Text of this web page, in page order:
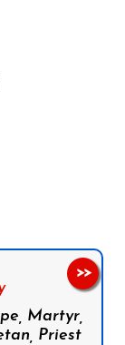
Martyr,
Priest
>>